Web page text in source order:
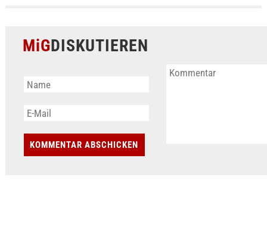
MiGDISKUTIEREN